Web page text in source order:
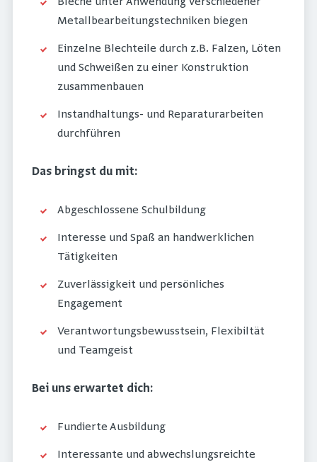
Metallbearbeitungstechniken biegen
Einzelne Blechteile durch z.B. Falzen, Löten
und Schweißen zu einer Konstruktion
zusammenbauen
Instandhaltungs- und Reparaturarbeiten
durchführen
Das bringst du mit:
Abgeschlossene Schulbildung
Interesse und Spaß an handwerklichen
Tätigkeiten
Zuverlässigkeit und persönliches
Engagement
Verantwortungsbewusstsein, Flexibiltät
und Teamgeist
Bei uns erwartet dich:
Fundierte Ausbildung
Interessante und abwechslungsreichte